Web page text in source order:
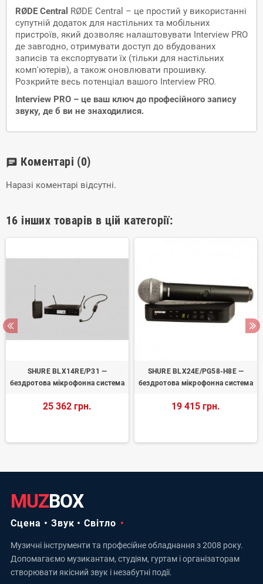
RØDE Central RØDE Central – це простий у використанні
супутній додаток для настільних та мобільних
пристроїв, який дозволяє налаштовувати Interview PRO
де завгодно, отримувати доступ до вбудованих
записів та експортувати їх (тільки для настільних
комп'ютерів), а також оновлювати прошивку.
Розкрийте весь потенціал вашого Interview PRO.
Interview PRO – це ваш ключ до професійного запису
звуку, де б ви не знаходилися.
chat Коментарі (0)
Наразі коментарі відсутні.
16 інших товарів в цій категорії:
SHURE BLX14RE/P31 —
бездротова мікрофонна система
25 362 грн.
SHURE BLX24E/PG58-H8E —
бездротова мікрофонна система
19 415 грн.
MUZBOX
Сцена • Звук • Світло
Музичні інструменти та професійне обладнання з 2008 року.
Допомагаємо музикантам, студіям, гуртам і організаторам
створювати якісний звук і незабутні події.